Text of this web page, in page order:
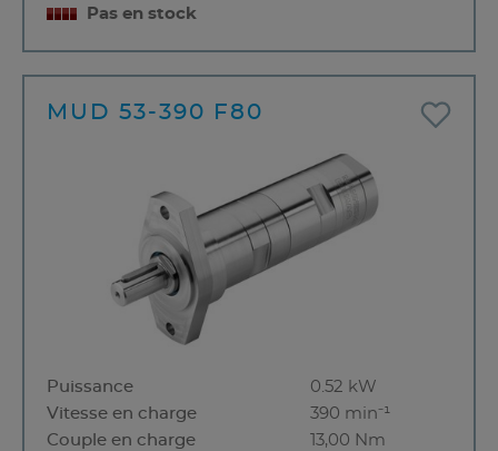
Pas en stock
MUD 53-390 F80
Puissance
0.52 kW
Vitesse en charge
390 min⁻¹
Couple en charge
13,00 Nm